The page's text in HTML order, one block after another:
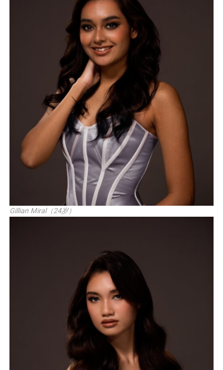
Gillian Miral（24岁）